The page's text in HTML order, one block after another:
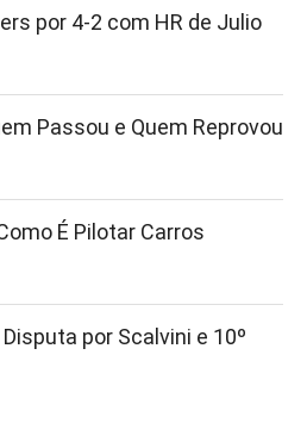
por 4-2 com HR de Julio
Passou e Quem Reprovou
É Pilotar Carros
por Scalvini e 10º